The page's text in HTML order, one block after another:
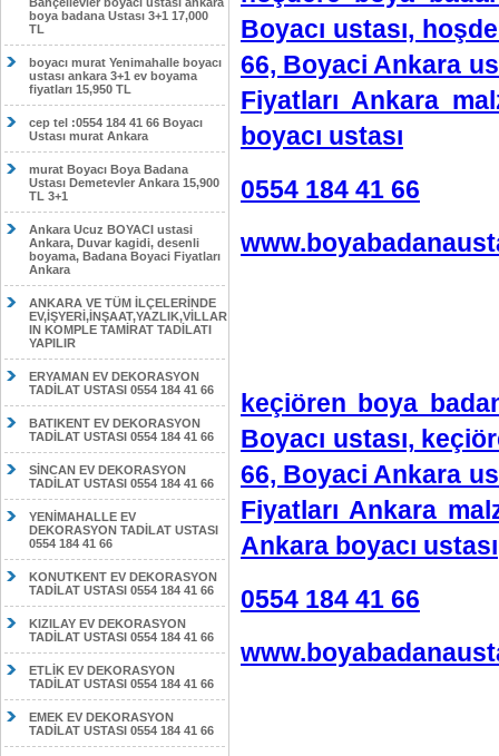
boya badana Ustası 3+1 17,000
TL
boyacı murat Yenimahalle boyacı
ustası ankara 3+1 ev boyama
fiyatları 15,950 TL
cep tel :0554 184 41 66 Boyacı
Ustası murat Ankara
murat Boyacı Boya Badana
Ustası Demetevler Ankara 15,900
TL 3+1
Ankara Ucuz BOYACI ustasi
Ankara, Duvar kagidi, desenli
boyama, Badana Boyaci Fiyatları
Ankara
ANKARA VE TÜM İLÇELERİNDE
EV,İŞYERİ,İNŞAAT,YAZLIK,VİLLAR
IN KOMPLE TAMİRAT TADİLATI
YAPILIR
ERYAMAN EV DEKORASYON
TADİLAT USTASI 0554 184 41 66
BATIKENT EV DEKORASYON
TADİLAT USTASI 0554 184 41 66
SİNCAN EV DEKORASYON
TADİLAT USTASI 0554 184 41 66
YENİMAHALLE EV
DEKORASYON TADİLAT USTASI
0554 184 41 66
KONUTKENT EV DEKORASYON
TADİLAT USTASI 0554 184 41 66
KIZILAY EV DEKORASYON
TADİLAT USTASI 0554 184 41 66
ETLİK EV DEKORASYON
TADİLAT USTASI 0554 184 41 66
EMEK EV DEKORASYON
TADİLAT USTASI 0554 184 41 66
Boyacı ustası,
66, Boyaci Ankara
Fiyatları Ankara
boyacı ustası
0554 184 41 66
keçiören boya
Boyacı ustası,
66, Boyaci Ankara
Fiyatları Ankara
Ankara boyacı ustası
0554 184 41 66